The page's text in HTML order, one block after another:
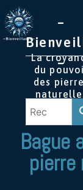
–
–
La
du
des
Bague